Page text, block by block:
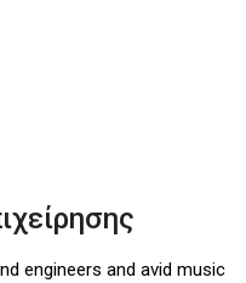
engineers and avid music